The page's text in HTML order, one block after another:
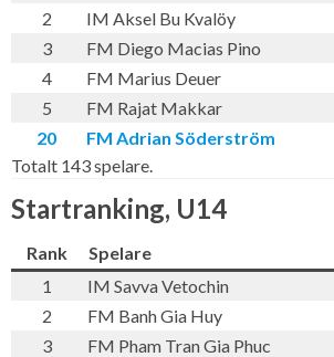
2
IM Aksel Bu Kvalöy
3
FM Diego Macias Pino
4
FM Marius Deuer
5
FM Rajat Makkar
20
FM Adrian Söderström
Totalt 143 spelare.
Startranking, U14
Rank Spelare
1
IM Savva Vetochin
2
FM Banh Gia Huy
3
FM Pham Tran Gia Phuc